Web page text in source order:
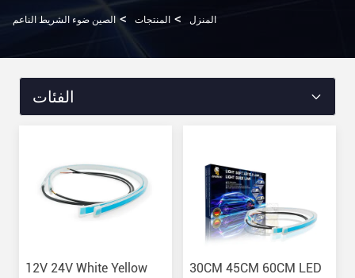
المنزل > المنتجات > الصين ضوء الشريط الناعم
الفئات
12V 24V White Yellow
30CM 45CM 60CM LED